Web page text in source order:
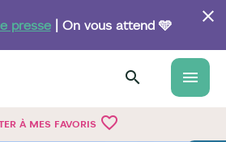
presse| On vous attend 🩵
menu
À MES FAVORIS favorite_border